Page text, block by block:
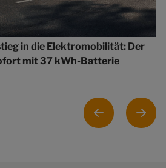
in die Elektromobilität: Der
mit 37 kWh-Batterie